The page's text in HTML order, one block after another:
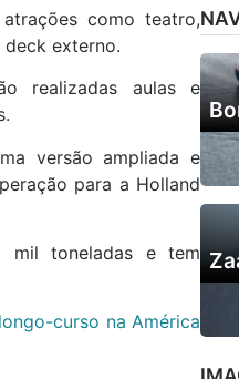
como teatro,
deck externo.
realizadas aulas e
versão ampliada e
para a Holland
mil toneladas e tem
curso na América